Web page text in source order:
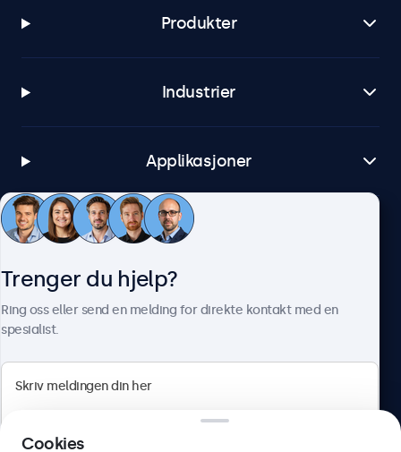
Produkter
Industrier
Applikasjoner
Kundeservice
Om Beetronics
Trenger du hjelp?
Ring oss eller send en melding for direkte kontakt med en
spesialist.
Cookies